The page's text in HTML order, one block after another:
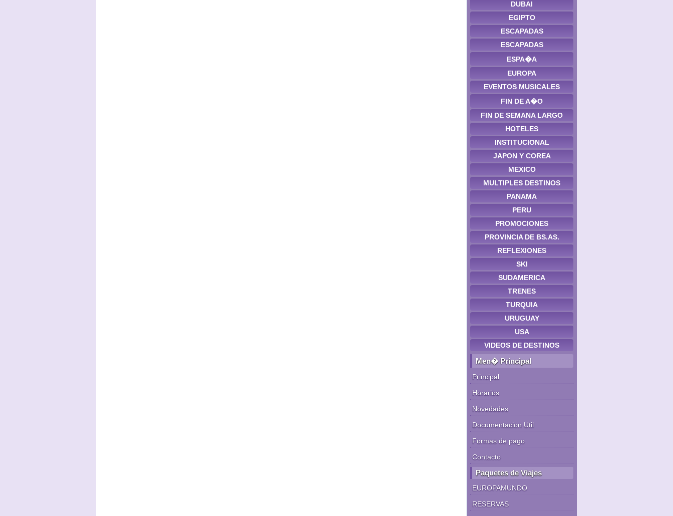
DUBAI
EGIPTO
ESCAPADAS
ESCAPADAS
ESPA�A
EUROPA
EVENTOS MUSICALES
FIN DE A�O
FIN DE SEMANA LARGO
HOTELES
INSTITUCIONAL
JAPON Y COREA
MEXICO
MULTIPLES DESTINOS
PANAMA
PERU
PROMOCIONES
PROVINCIA DE BS.AS.
REFLEXIONES
SKI
SUDAMERICA
TRENES
TURQUIA
URUGUAY
USA
VIDEOS DE DESTINOS
Men� Principal
Principal
Horarios
Novedades
Documentacion Util
Formas de pago
Contacto
Paquetes de Viajes
EUROPAMUNDO
RESERVAS